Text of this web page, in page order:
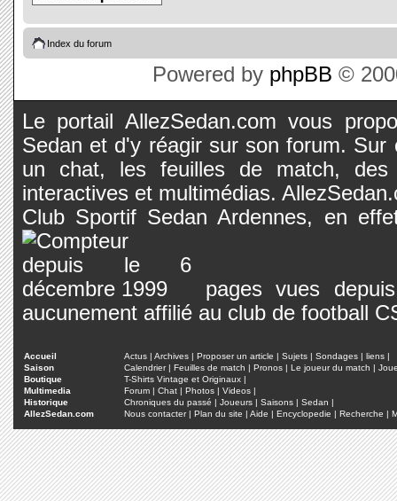
Index du forum
Powered by phpBB ©
Le portail AllezSedan.com vous
Sedan et d'y réagir sur son forum.
un chat, les feuilles de match, des
interactives et multimédias.
Club Sportif Sedan Ardennes, en
pages vues
aucunement affilié au club de football
Accueil Actus | Archives | Proposer un article | Sujets | Sondages | liens |
Saison
Calendrier| Feuilles de match | Pronos | Le joueur du match |
Boutique
T-Shirts Vintage et Originaux |
Multimedia
Forum | Chat | Photos | Videos |
Historique
Chroniques du passé | Joueurs | Saisons | Sedan |
AllezSedan.com
Nous contacter| Plan du site | Aide | Encyclopedie | Recherche |